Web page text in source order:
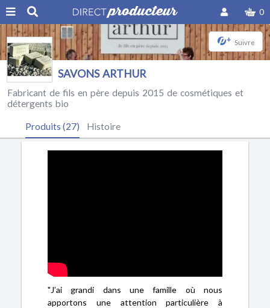
0
+ Suivre
SAVONS ARTHUR
Fabricant de fils en père depuis 2015 de cosmétiques et
détergents bio
Produits (27) Histoire
"J’ai grandi dans une famille où nous
apportons une attention particulière à